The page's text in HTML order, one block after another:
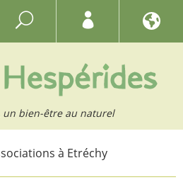
un bien-être au naturel
à Etréchy